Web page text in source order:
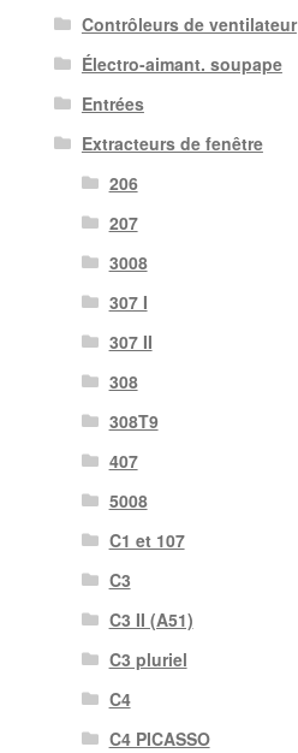
Contrôleurs de ventilateur
Électro-aimant. soupape
Entrées
Extracteurs de fenêtre
206
207
3008
307 I
307 II
308
308T9
407
5008
C1 et 107
C3
C3 II (A51)
C3 pluriel
C4
C4 PICASSO